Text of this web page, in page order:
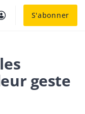
S'abonner
geste